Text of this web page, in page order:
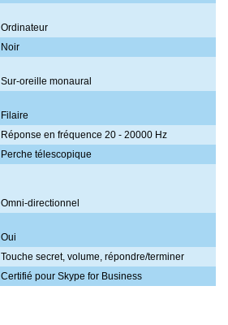
Ordinateur
Noir
Sur-oreille monaural
Filaire
Réponse en fréquence 20 - 20000 Hz
Perche télescopique
Omni-directionnel
Oui
Touche secret, volume, répondre/terminer
Certifié pour Skype for Business